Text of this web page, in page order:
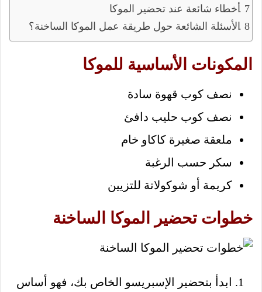
أخطاء شائعة عند تحضير الموكا
الأسئلة الشائعة حول طريقة عمل الموكا الساخنة؟
المكونات الأساسية للموكا
نصف كوب قهوة سادة
نصف كوب حليب دافئ
ملعقة صغيرة كاكاو خام
سكر حسب الرغبة
كريمة أو شوكولاتة للتزيين
خطوات تحضير الموكا الساخنة
ابدأ بتحضير الإسبريسو الخاص بك، فهو أساس